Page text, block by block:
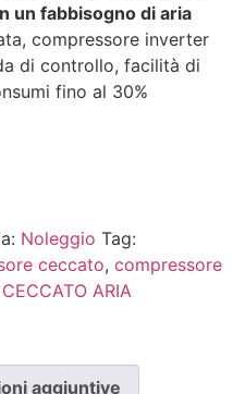
un fabbisogno di aria
compressore inverter
di controllo, facilità di
fino al 30%
Noleggio Tag:
ceccato, compressore
CECCATO ARIA
aggiuntive